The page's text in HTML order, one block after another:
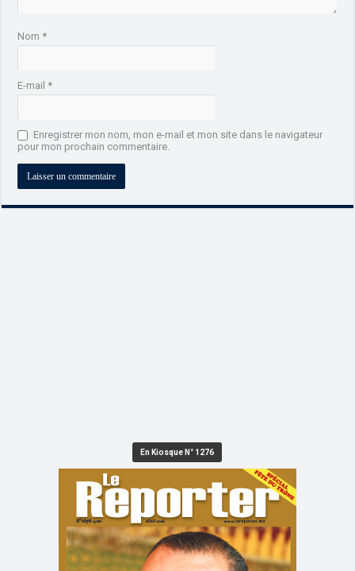
Nom*
E-mail*
Enregistrer mon nom, mon e-mail et mon site dans le navigateur
pour mon prochain commentaire.
En Kiosque N° 1276